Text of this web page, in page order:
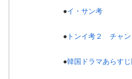
●イ・サン考
● トンイ考２ チャ
●韓国ドラマあらすじ